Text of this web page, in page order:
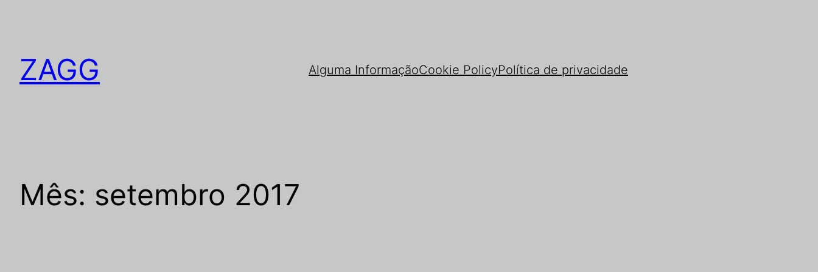
conteúdo
ZAGG Alguma InformaçãoCookie PolicyPolítica de privacidade
Mês: setembro 2017